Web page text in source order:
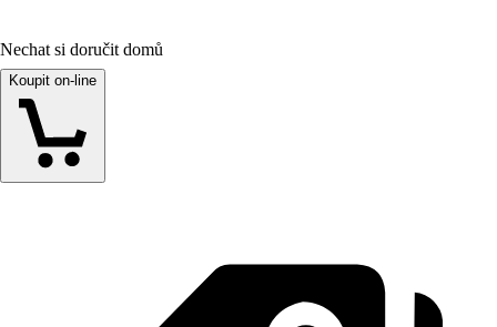
Nechat si doručit domů
Koupit on-line